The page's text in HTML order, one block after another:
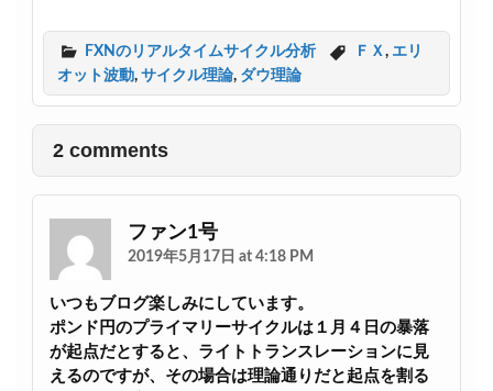
t
e
r
e
b
o
o
k
FXNのリアルタイムサイクル分析 ＦＸ , エリ
オット波動, サイクル理論, ダウ理論
2 comments
ファン1号
2019年5月17日 at 4:18 PM
いつもブログ楽しみにしています。
ポンド円のプライマリーサイクルは１月４日の暴落
が起点だとすると、ライトトランスレーションに見
えるのですが、その場合は理論通りだと起点を割る